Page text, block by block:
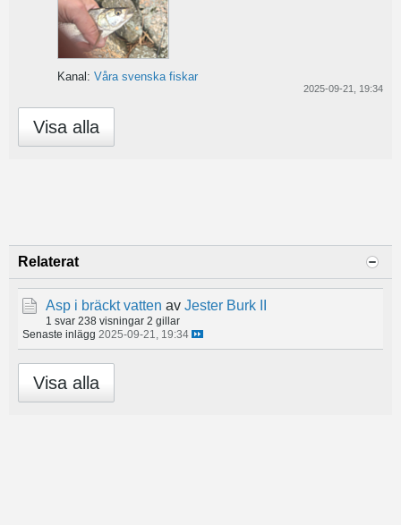
Kanal: Våra svenska fiskar
2025-09-21, 19:34
Visa alla
Relaterat
Asp i bräckt vatten av Jester Burk II
1 svar 238 visningar 2 gillar
Senaste inlägg 2025-09-21, 19:34
Visa alla